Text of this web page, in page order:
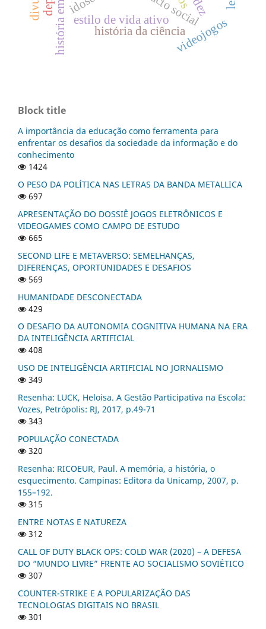
estilo de vida ativo
história da ciênciavideojogos
Block title
A importância da educação como ferramenta para
enfrentar os desafios da sociedade da informação e do
conhecimento
1424
O PESO DA POLÍTICA NAS LETRAS DA BANDA METALLICA
697
APRESENTAÇÃO DO DOSSIÊ JOGOS ELETRÔNICOS E
VIDEOGAMES COMO CAMPO DE ESTUDO
665
SECOND LIFE E METAVERSO: SEMELHANÇAS,
DIFERENÇAS, OPORTUNIDADES E DESAFIOS
569
HUMANIDADE DESCONECTADA
429
O DESAFIO DA AUTONOMIA COGNITIVA HUMANA NA ERA
DA INTELIGÊNCIA ARTIFICIAL
408
USO DE INTELIGÊNCIA ARTIFICIAL NO JORNALISMO
349
Resenha: LUCK, Heloisa. A Gestão Participativa na Escola:
Vozes, Petrópolis: RJ, 2017, p.49-71
343
POPULAÇÃO CONECTADA
320
Resenha: RICOEUR, Paul. A memória, a história, o
esquecimento. Campinas: Editora da Unicamp, 2007, p.
155–192.
315
ENTRE NOTAS E NATUREZA
312
CALL OF DUTY BLACK OPS: COLD WAR (2020) – A DEFESA
DO “MUNDO LIVRE” FRENTE AO SOCIALISMO SOVIÉTICO
307
COUNTER-STRIKE E A POPULARIZAÇÃO DAS
TECNOLOGIAS DIGITAIS NO BRASIL
301